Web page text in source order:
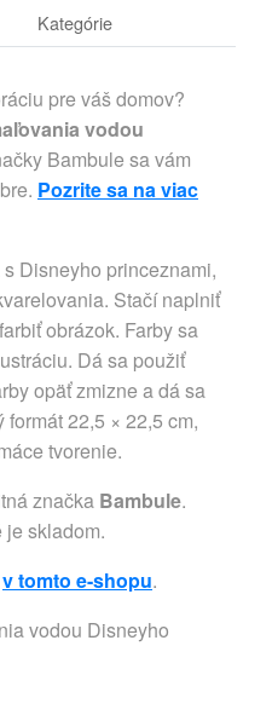
Kategórie
pre váš domov?
vodou
Bambule sa vám
Pozrite sa na viac
Disneyho princeznami,
Stačí naplniť
obrázok. Farby sa
Dá sa použiť
opäť zmizne a dá sa
22,5 × 22,5 cm,
tvorenie.
značka Bambule.
je skladom.
v tomto e-shopu.
vodou Disneyho